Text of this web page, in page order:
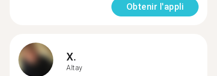
Obtenir l'appli
X.
Altay